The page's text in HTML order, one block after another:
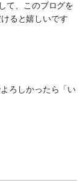
て、このブログを
ると嬉しいです
ろしかったら「い